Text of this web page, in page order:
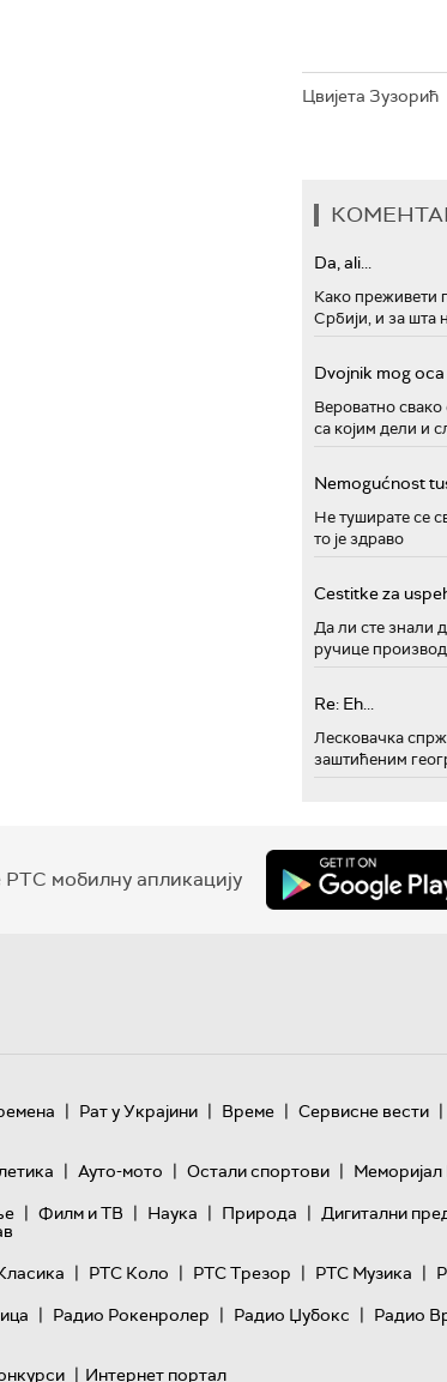
Цвијета Зузорић
Da, ali...
Како преживети
Србији, и за шта
Dvojnik mog oca
Вероватно свако
са којим дели и
Nemogućnost
Не туширате се
то је здраво
Cestitke za
Да ли сте знали
ручице
Re: Eh...
Лесковачка
заштићеним
мобилну апликацију
| Рат у Украјини | Време | Сервисне вести |
| Ауто-мото | Остали спортови |
| Филм и ТВ | Наука | Природа | Дигитални
| РТС Коло | РТС Трезор | РТС Музика |
| Радио Рокенролер | Радио Џубокс | Радио
| Интернет портал